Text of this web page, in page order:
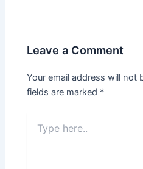
Leave a Comment
Your email address will not
fields are marked *
here..